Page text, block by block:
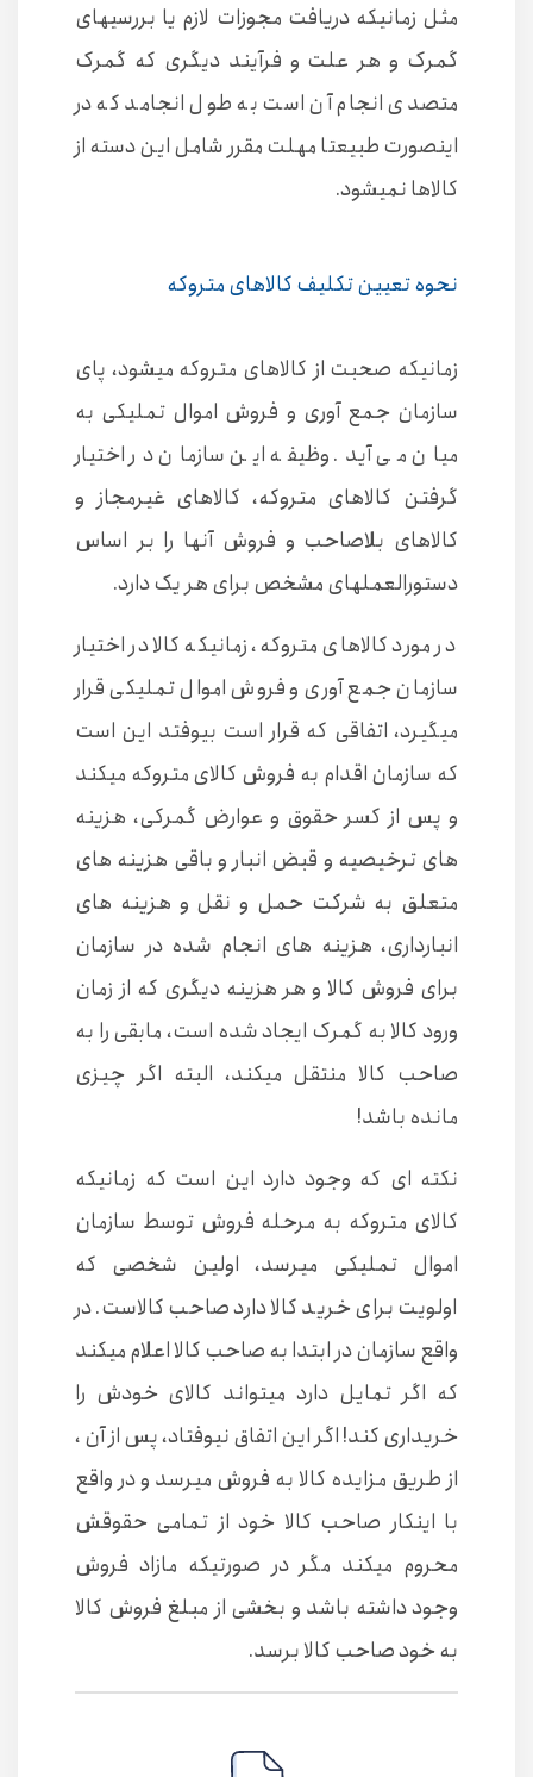
مثل زمانیکه دریافت مجوزات لازم یا بررسیهای
گمرک و هر علت و فرآیند دیگری که گمرک
متصدی انجام آن است به طول انجامد که در
اینصورت طبیعتا مهلت مقرر شامل این دسته از
کالاها نمیشود.
نحوه تعیین تکلیف کالاهای متروکه
زمانیکه صحبت از کالاهای متروکه میشود، پای
سازمان جمع آوری و فروش اموال تملیکی به
میان می آید. وظیفه این سازمان در اختیار
گرفتن کالاهای متروکه، کالاهای غیرمجاز و
کالاهای بلاصاحب و فروش آنها را بر اساس
دستورالعملهای مشخص برای هر یک دارد.
در مورد کالاهای متروکه، زمانیکه کالا در اختیار
سازمان جمع آوری و فروش اموال تملیکی قرار
میگیرد، اتفاقی که قرار است بیوفتد این است
که سازمان اقدام به فروش کالای متروکه میکند
و پس از کسر حقوق و عوارض گمرکی، هزینه
های ترخیصیه و قبض انبار و باقی هزینه های
متعلق به شرکت حمل و نقل و هزینه های
انبارداری، هزینه های انجام شده در سازمان
برای فروش کالا و هر هزینه دیگری که از زمان
ورود کالا به گمرک ایجاد شده است، مابقی را به
صاحب کالا منتقل میکند، البته اگر چیزی
مانده باشد!
نکته ای که وجود دارد این است که زمانیکه
کالای متروکه به مرحله فروش توسط سازمان
اموال تملیکی میرسد، اولین شخصی که
اولویت برای خرید کالا دارد صاحب کالاست. در
واقع سازمان در ابتدا به صاحب کالا اعلام میکند
که اگر تمایل دارد میتواند کالای خودش را
خریداری کند! اگر این اتفاق نیوفتاد، پس از آن ،
از طریق مزایده کالا به فروش میرسد و در واقع
با اینکار صاحب کالا خود از تمامی حقوقش
محروم میکند مگر در صورتیکه مازاد فروش
وجود داشته باشد و بخشی از مبلغ فروش کالا
به خود صاحب کالا برسد.